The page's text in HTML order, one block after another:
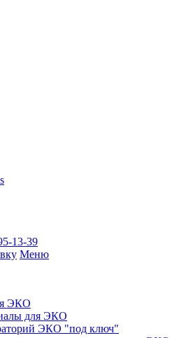
13-39
Меню
ЭКО
для ЭКО
ЭКО "под ключ"